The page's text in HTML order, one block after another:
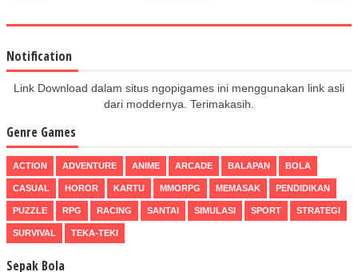
Notification
Link Download dalam situs ngopigames ini menggunakan link asli
dari moddernya. Terimakasih.
Genre Games
ACTION ADVENTURE ANIME ARCADE BALAPAN BOLA
CASUAL HOROR KARTU MMORPG MEMASAK PENDIDIKAN
PUZZLE RPG RACING SANTAI SIMULASI SPORT STRATEGI
SURVIVAL TEKA-TEKI
Sepak Bola